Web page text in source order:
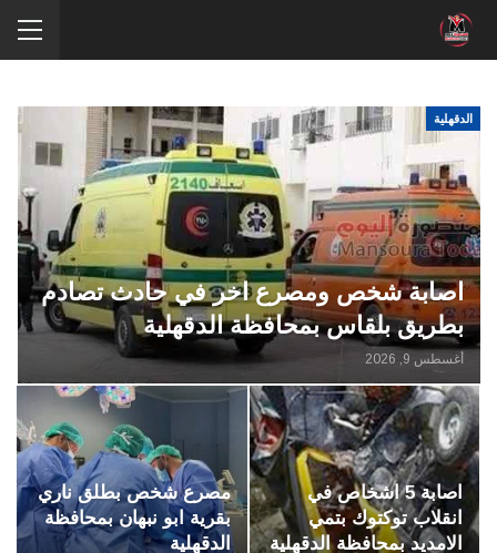
الدقهلية
اصابة شخص ومصرع اخر في حادث تصادم
بطريق بلقاس بمحافظة الدقهلية
أغسطس 9, 2026
اصابة 5 اشخاص في
انقلاب توكتوك بتمي
الامديد بمحافظة الدقهلية
مصرع شخص بطلق ناري
بقرية ابو نبهان بمحافظة
الدقهلية